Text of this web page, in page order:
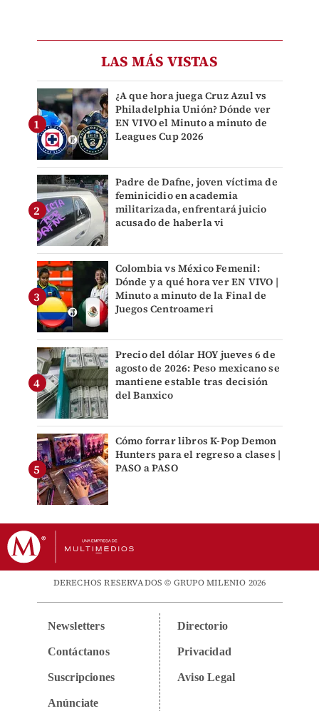
LAS MÁS VISTAS
¿A que hora juega Cruz Azul vs
Philadelphia Unión? Dónde ver
EN VIVO el Minuto a minuto de
Leagues Cup 2026
Padre de Dafne, joven víctima de
feminicidio en academia
militarizada, enfrentará juicio
acusado de haberla vi
Colombia vs México Femenil:
Dónde y a qué hora ver EN VIVO |
Minuto a minuto de la Final de
Juegos Centroameri
Precio del dólar HOY jueves 6 de
agosto de 2026: Peso mexicano se
mantiene estable tras decisión
del Banxico
Cómo forrar libros K-Pop Demon
Hunters para el regreso a clases |
PASO a PASO
DERECHOS RESERVADOS © GRUPO MILENIO 2026
Newsletters
Contáctanos
Suscripciones
Anúnciate
Directorio
Privacidad
Aviso Legal